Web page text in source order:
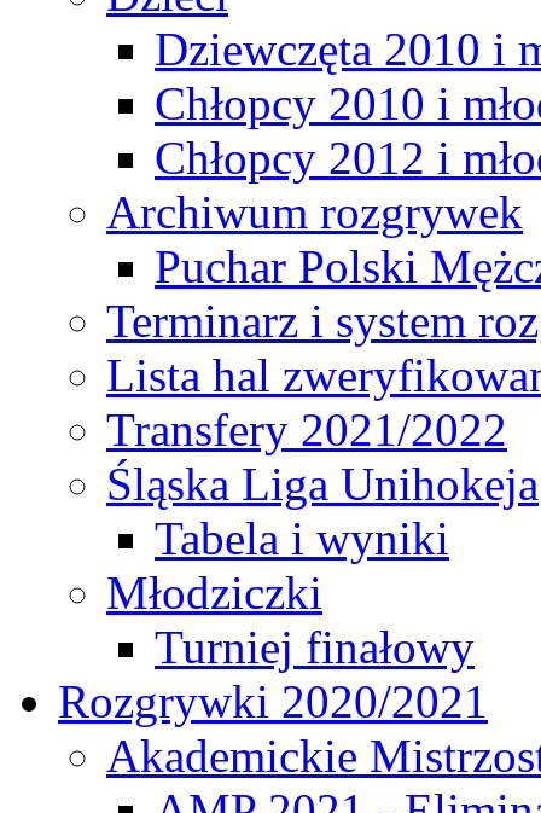
Dziewczęta 2010 i
Chłopcy 2010 i
Chłopcy 2012 i
Archiwum rozgrywek
Puchar Polski
Terminarz i system
Lista hal
Transfery 2021/2022
Śląska Liga Unihokeja
Tabela i wyniki
Młodziczki
Turniej finałowy
Rozgrywki 2020/2021
Akademickie